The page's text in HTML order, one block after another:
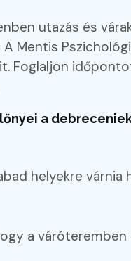
utazás és
Mentis
Foglaljon
a
helyekre
a